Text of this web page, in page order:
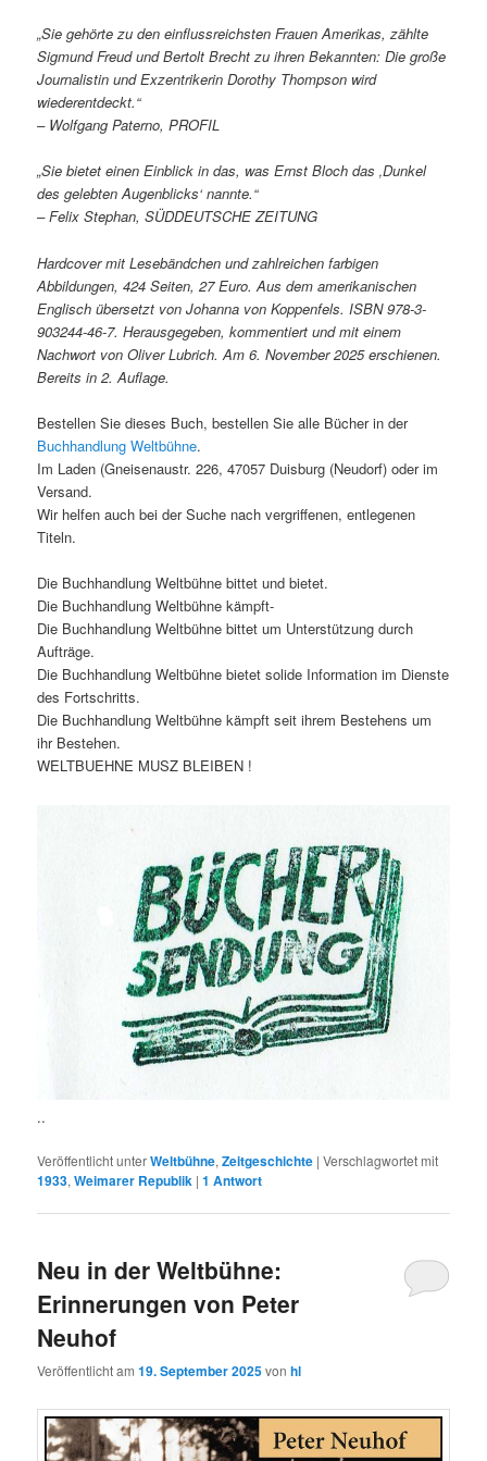
„Sie gehörte zu den einflussreichsten Frauen Amerikas, zählte
Sigmund Freud und Bertolt Brecht zu ihren Bekannten: Die große
Journalistin und Exzentrikerin Dorothy Thompson wird
wiederentdeckt.“
– Wolfgang Paterno, PROFIL
„Sie bietet einen Einblick in das, was Ernst Bloch das ‚Dunkel
des gelebten Augenblicks‘ nannte.“
– Felix Stephan, SÜDDEUTSCHE ZEITUNG
Hardcover mit Lesebändchen und zahlreichen farbigen
Abbildungen, 424 Seiten, 27 Euro. Aus dem amerikanischen
Englisch übersetzt von Johanna von Koppenfels. ISBN 978-3-
903244-46-7. Herausgegeben, kommentiert und mit einem
Nachwort von Oliver Lubrich. Am 6. November 2025 erschienen.
Bereits in 2. Auflage.
Bestellen Sie dieses Buch, bestellen Sie alle Bücher in der
Buchhandlung Weltbühne.
Im Laden (Gneisenaustr. 226, 47057 Duisburg (Neudorf) oder im
Versand.
Wir helfen auch bei der Suche nach vergriffenen, entlegenen
Titeln.
Die Buchhandlung Weltbühne bittet und bietet.
Die Buchhandlung Weltbühne kämpft-
Die Buchhandlung Weltbühne bittet um Unterstützung durch
Aufträge.
Die Buchhandlung Weltbühne bietet solide Information im Dienste
des Fortschritts.
Die Buchhandlung Weltbühne kämpft seit ihrem Bestehens um
ihr Bestehen.
WELTBUEHNE MUSZ BLEIBEN !
..
Veröffentlicht unterWeltbühne,Zeitgeschichte |Verschlagwortet mit
1933,Weimarer Republik |1 Antwort
Neu in der Weltbühne:
Erinnerungen von Peter
Neuhof
Veröffentlicht am19. September 2025vonhl